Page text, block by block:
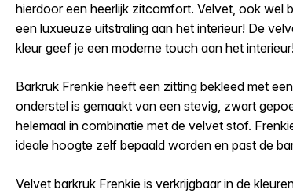
hierdoor een heerlijk zitcomfort. Velvet, ook wel
een luxueuze uitstraling aan het interieur! De
kleur geef je een moderne touch aan het
Barkruk Frenkie heeft een zitting bekleed met
onderstel is gemaakt van een stevig, zwart
helemaal in combinatie met de velvet stof.
ideale hoogte zelf bepaald worden en past de
Velvet barkruk Frenkie is verkrijgbaar in de